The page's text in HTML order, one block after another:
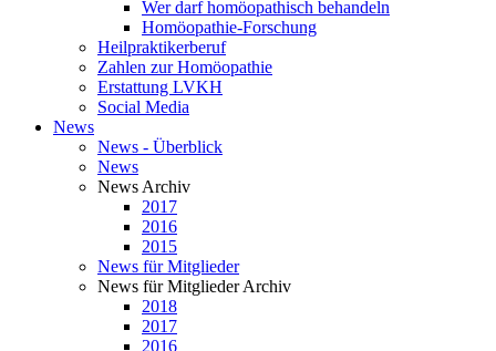
Wer darf homöopathisch behandeln
Homöopathie-Forschung
Heilpraktikerberuf
Zahlen zur Homöopathie
Erstattung LVKH
Social Media
News
News - Überblick
News
News Archiv
2017
2016
2015
News für Mitglieder
News für Mitglieder Archiv
2018
2017
2016